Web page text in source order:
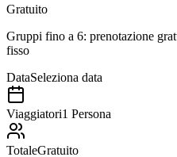
Gratuito
Gruppi fino a 6: prenotazione
fisso
DataSeleziona data
Viaggiatori1 Persona
TotaleGratuito